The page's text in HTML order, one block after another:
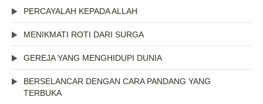
PERCAYALAH KEPADA ALLAH
MENIKMATI ROTI DARI SURGA
GEREJA YANG MENGHIDUPI DUNIA
BERSELANCAR DENGAN CARA PANDANG YANG
TERBUKA